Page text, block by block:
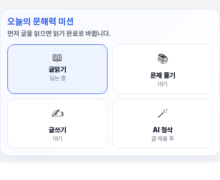
오늘의 문해력 미션
먼저 글을 읽으면 읽기 완료로 바뀝니다.
📖
글읽기
읽는 중
📚
문제 풀기
대기
✍️
글쓰기
대기
🪄
AI 첨삭
글 제출 후